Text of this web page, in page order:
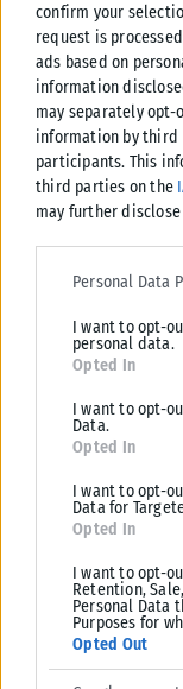
confirm your
request is
ads based on
information
may separately
information by third
participants. This
third parties on the
may further
Please note that
services and may
deny consent to
for below specified
Personal Data
I want to opt-
personal data.
Opted In
I want to opt-
Data.
Opted In
I want to opt-
Data for
Opted In
I want to opt-
Retention,
Personal Data
Purposes for
Opted Out
ΠΟΛΙΤΙΚΉ
Καρυστιανού: Δεν
Μπρουτζάκης και
Νέο εσωτερικό
Δημοκρατία» της
συνιδιοκτήτης του
ΑΝΑΡΤΉΘΗΚΕ ΑΠΌ ΔΉΜΗΤΡΑ